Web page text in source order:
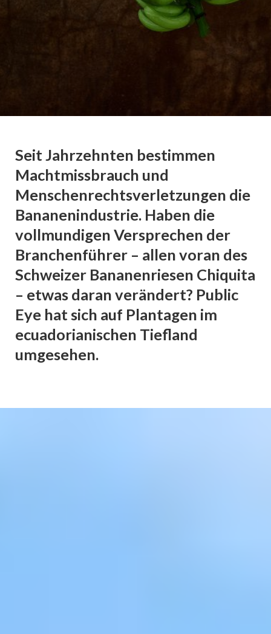
Preis stimmt
Chiquitas Geschäfte in Ecuador und die
Arbeitsbedingungen in den Plantagen
Romano Paganini, Alice Kohli
Public Eye
, März 2020
Français
Seit Jahrzehnten bestimmen
Machtmissbrauch und
Menschenrechtsverletzungen die
Bananenindustrie. Haben die
vollmundigen Versprechen der
Branchenführer – allen voran des
Schweizer Bananenriesen Chiquita
– etwas daran verändert? Public
Eye hat sich auf Plantagen im
ecuadorianischen Tiefland
umgesehen.